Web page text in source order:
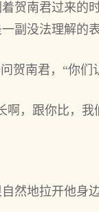
贺南君过来的
副没法理解的表
贺南君，“你们
啊，跟你比，我
然地拉开他身